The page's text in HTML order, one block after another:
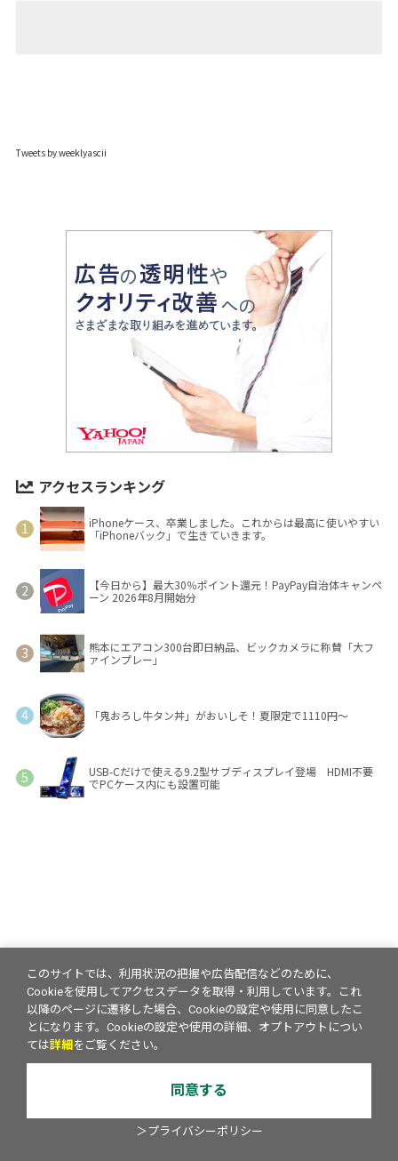
Tweets by weeklyascii
アクセスランキング
iPhoneケース、卒業しました。これからは最高に使いやすい
「iPhoneバック」で生きていきます。
【今日から】最大30％ポイント還元！PayPay自治体キャンペ
ーン 2026年8月開始分
熊本にエアコン300台即日納品、ビックカメラに称賛「大フ
ァインプレー」
「鬼おろし牛タン丼」がおいしそ！夏限定で1110円～
USB-Cだけで使える9.2型サブディスプレイ登場 HDMI不要
でPCケース内にも設置可能
このサイトでは、利用状況の把握や広告配信などのために、
Cookieを使用してアクセスデータを取得・利用しています。これ
以降のページに遷移した場合、Cookieの設定や使用に同意したこ
とになります。Cookieの設定や使用の詳細、オプトアウトについ
ては詳細 をご覧ください。
同意する
＞プライバシーポリシー